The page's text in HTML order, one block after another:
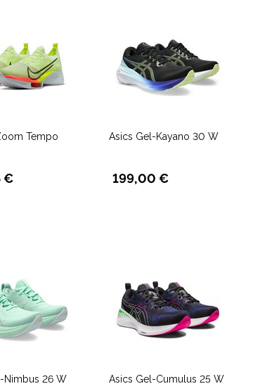
Tempo
€
Asics Gel-Kayano 30 W
199,00 €
Nimbus 26 W Asics Gel-Cumulus 25 W